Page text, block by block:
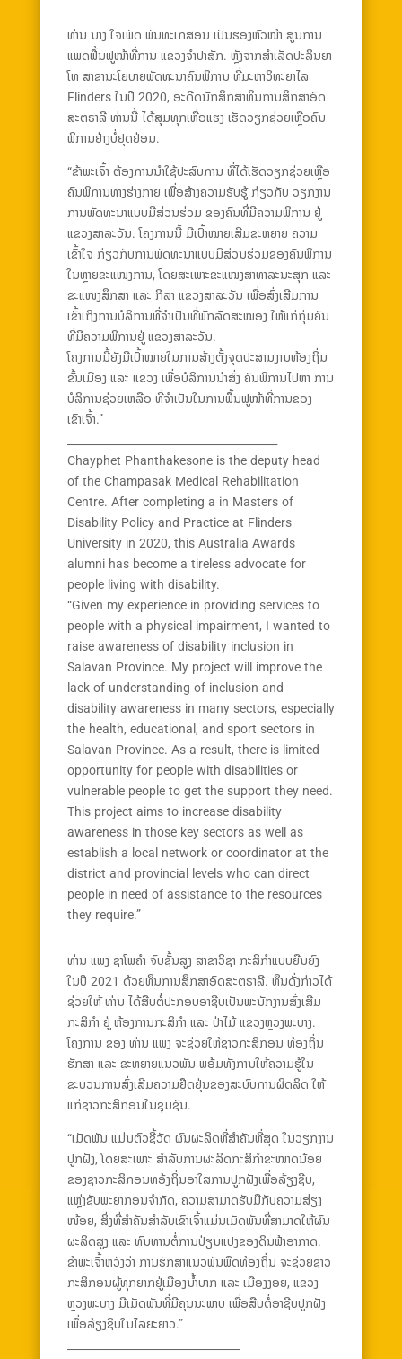
ທ່ານ ນາງ ໃຈເພັດ ພັນທະເກສອນ ເປັນຮອງຫົວໜ້າ ສູນການ
ແພດຟື້ນຟູໜ້າທີ່ການ ແຂວງຈໍາປາສັກ. ຫຼັງຈາກສໍາເລັດປະລິນຍາ
ໂທ ສາຂານະໂຍບາຍພັດທະນາຄົນພິການ ທີ່ມະຫາວິທະຍາໄລ
Flinders ໃນປີ 2020, ອະດີດນັກສຶກສາທຶນການສຶກສາອົດ
ສະຕຣາລີ ທ່ານນີ້ ໄດ້ສຸມທຸກເຫື່ອແຮງ ເຮັດວຽກຊ່ວຍເຫຼືອຄົນ
ພິການຢ່າງບໍ່ຢຸດຢ່ອນ.
“ຂ້າພະເຈົ້າ ຕ້ອງການນຳໃຊ້ປະສົບການ ທີ່ໄດ້ເຮັດວຽກຊ່ວຍເຫຼືອ
ຄົນພິການທາງຮ່າງກາຍ ເພື່ອສ້າງຄວາມຮັບຮູ້ ກ່ຽວກັບ ວຽກງານ
ການພັດທະນາແບບມີສ່ວນຮ່ວມ ຂອງຄົນທີ່ມີຄວາມພິການ ຢູ່
ແຂວງສາລະວັນ. ໂຄງການນີ້ ມີເປົ້າໝາຍເສີມຂະຫຍາຍ ຄວາມ
ເຂົ້າໃຈ ກ່ຽວກັບການພັດທະນາແບບມີສ່ວນຮ່ວມຂອງຄົນພິການ
ໃນຫຼາຍຂະແໜງການ, ໂດຍສະເພາະຂະແໜງສາທາລະນະສຸກ ແລະ
ຂະແໜງສຶກສາ ແລະ ກິລາ ແຂວງສາລະວັນ ເພື່ອສົ່ງເສີມການ
ເຂົ້າເຖິງການບໍລິການທີ່ຈຳເປັນທີ່ພັກລັດສະໜອງ ໃຫ້ແກ່ກຸ່ມຄົນ
ທີ່ມີຄວາມພິການຢູ່ ແຂວງສາລະວັນ.
ໂຄງການນີ້ຍັງມີເປົ້າໝາຍໃນການສ້າງຕັ້ງຈຸດປະສານງານທ້ອງຖິ່ນ
ຂັ້ນເມືອງ ແລະ ແຂວງ ເພື່ອບໍລິການນຳສົ່ງ ຄົນພິການໄປຫາ ການ
ບໍລິການຊ່ວຍເຫລືອ ທີ່ຈຳເປັນໃນການຟື້ນຟູໜ້າທີ່ການຂອງ
ເຂົາເຈົ້າ.”
_______________________________________
Chayphet Phanthakesone is the deputy head
of the Champasak Medical Rehabilitation
Centre. After completing a in Masters of
Disability Policy and Practice at Flinders
University in 2020, this Australia Awards
alumni has become a tireless advocate for
people living with disability.
“Given my experience in providing services to
people with a physical impairment, I wanted to
raise awareness of disability inclusion in
Salavan Province. My project will improve the
lack of understanding of inclusion and
disability awareness in many sectors, especially
the health, educational, and sport sectors in
Salavan Province. As a result, there is limited
opportunity for people with disabilities or
vulnerable people to get the support they need.
This project aims to increase disability
awareness in those key sectors as well as
establish a local network or coordinator at the
district and provincial levels who can direct
people in need of assistance to the resources
they require.”
ທ່ານ ແພງ ຊາໂພຄຳ ຈົບຊັ້ນສູງ ສາຂາວິຊາ ກະສິກຳແບບຍືນຍົງ
ໃນປີ 2021 ດ້ວຍທຶນການສຶກສາອົດສະຕຣາລີ. ທຶນດັ່ງກ່າວໄດ້
ຊ່ວຍໃຫ້ ທ່ານ ໄດ້ສືບຕໍ່ປະກອບອາຊີບເປັນພະນັກງານສົ່ງເສີມ
ກະສິກຳ ຢູ່ ຫ້ອງການກະສິກຳ ແລະ ປ່າໄມ້ ແຂວງຫຼວງພະບາງ.
ໂຄງການ ຂອງ ທ່ານ ແພງ ຈະຊ່ວຍໃຫ້ຊາວກະສິກອນ ທ້ອງຖິ່ນ
ຮັກສາ ແລະ ຂະຫຍາຍແນວພັນ ພອ້ມທັງການໃຫ້ຄວາມຮູ້ໃນ
ຂະບວນການສົ່ງເສີມຄວາມຢືດຢຸ່ນຂອງສະບົບການຜິດລິດ ໃຫ້
ແກ່ຊາວກະສິກອນໃນຊຸມຊົນ.
“ເມັດພັນ ແມ່ນຕົວຊີ້ວັດ ຜົນຜະລິດທີ່ສຳຄັນທີ່ສຸດ ໃນວຽກງານ
ປູກຝັງ, ໂດຍສະເພາະ ສຳລັບການຜະລິດກະສິກຳຂະໜາດນ້ອຍ
ຂອງຊາວກະສິກອນທອ້ງຖິ່ນອາໃສການປູກຝັງເພື່ອລ້ຽງຊີບ,
ແຫຼ່ງຊັບພະຍາກອນຈຳກັດ, ຄວາມສາມາດຮັບມືກັບຄວາມສ່ຽງ
ໜ້ອຍ, ສິ່ງທີ່ສຳຄັນສຳລັບເຂົາເຈົ້າແມ່ນເມັດພັນທີ່ສາມາດໃຫ້ຜົນ
ຜະລິດສູງ ແລະ ທົນທານຕໍ່ການປ່ຽນແປງຂອງດິນຟ້າອາກາດ.
ຂ້າພະເຈົ້າຫວັງວ່າ ການຮັກສາແນວພັນພືດທ້ອງຖິ່ນ ຈະຊ່ວຍຊາວ
ກະສິກອນຜູ້ທຸກຍາກຢູ່ເມືອງນ້ຳບາກ ແລະ ເມືອງງອຍ, ແຂວງ
ຫຼວງພະບາງ ມີເມັດພັນທີ່ມີຄຸນນະພາບ ເພື່ອສືບຕໍ່ອາຊີບປູກຝັງ
ເພື່ອລ້ຽງຊີບໃນໄລຍະຍາວ.”
________________________________